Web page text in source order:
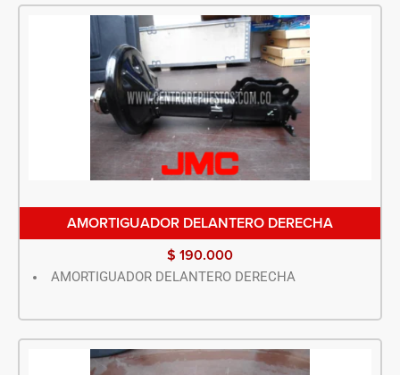
AMORTIGUADOR DELANTERO DERECHA
$ 190.000
AMORTIGUADOR DELANTERO DERECHA